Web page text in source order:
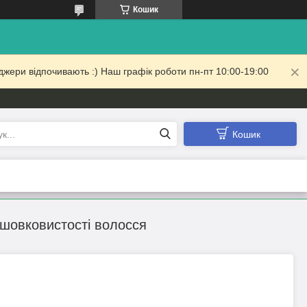
Кошик
відпочивають :) Наш графік роботи пн-пт 10:00-19:00
Кошик
волосся